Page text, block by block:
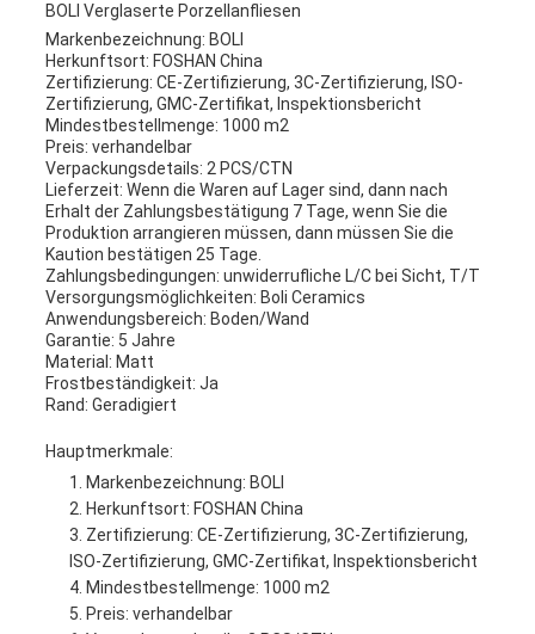
BOLI Verglaserte Porzellanfliesen
Markenbezeichnung: BOLI
Herkunftsort: FOSHAN China
Zertifizierung: CE-Zertifizierung, 3C-Zertifizierung, ISO-
Zertifizierung, GMC-Zertifikat, Inspektionsbericht
Mindestbestellmenge: 1000 m2
Preis: verhandelbar
Verpackungsdetails: 2 PCS/CTN
Lieferzeit: Wenn die Waren auf Lager sind, dann nach
Erhalt der Zahlungsbestätigung 7 Tage, wenn Sie die
Produktion arrangieren müssen, dann müssen Sie die
Kaution bestätigen 25 Tage.
Zahlungsbedingungen: unwiderrufliche L/C bei Sicht, T/T
Versorgungsmöglichkeiten: Boli Ceramics
Anwendungsbereich: Boden/Wand
Garantie: 5 Jahre
Material: Matt
Frostbeständigkeit: Ja
Rand: Geradigiert
Hauptmerkmale:
Markenbezeichnung: BOLI
Herkunftsort: FOSHAN China
Zertifizierung: CE-Zertifizierung, 3C-Zertifizierung,
ISO-Zertifizierung, GMC-Zertifikat, Inspektionsbericht
Mindestbestellmenge: 1000 m2
Preis: verhandelbar